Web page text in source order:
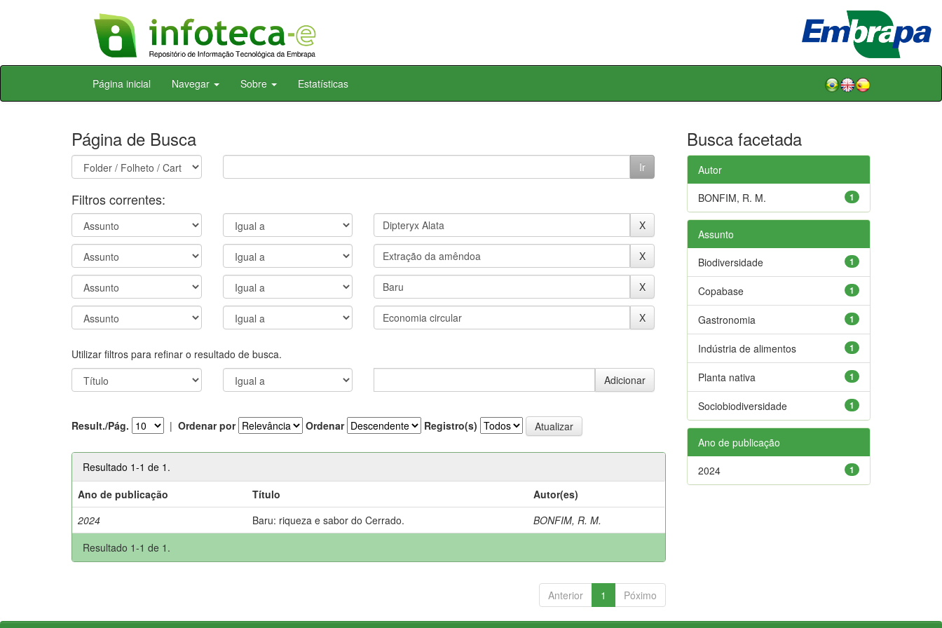
Skip
Página inicial Navegar Sobre Estatísticas
Página de Busca
Filtros correntes:
Utilizar filtros para refinar o resultado de busca.
Result./Pág. | Ordenar por Ordenar Registro(s)
Resultado 1-1 de 1.
Ano de publicação
Título
Autor(es)
2024
Baru: riqueza e sabor do Cerrado.
BONFIM, R. M.
Resultado 1-1 de 1.
Anterior 1 Póximo
Busca facetada
Autor
1
BONFIM, R. M.
Assunto
1
Biodiversidade
1
Copabase
1
Gastronomia
1
Indústria de alimentos
1
Planta nativa
1
Sociobiodiversidade
Ano de publicação
1
2024